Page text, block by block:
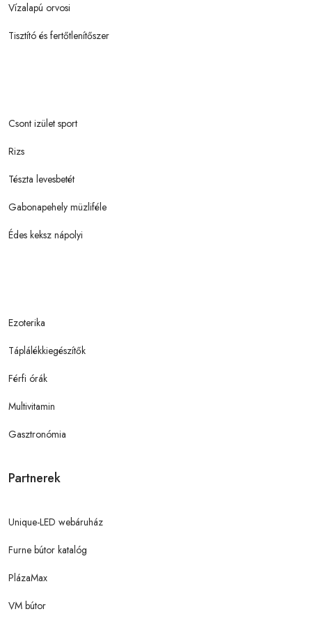
Vízalapú orvosi
Tisztító és fertőtlenítőszer
Csont izület sport
Rizs
Tészta levesbetét
Gabonapehely müzliféle
Édes keksz nápolyi
Ezoterika
Táplálékkiegészítők
Férfi órák
Multivitamin
Gasztronómia
Partnerek
Unique-LED webáruház
Furne bútor katalóg
PlázaMax
VM bútor